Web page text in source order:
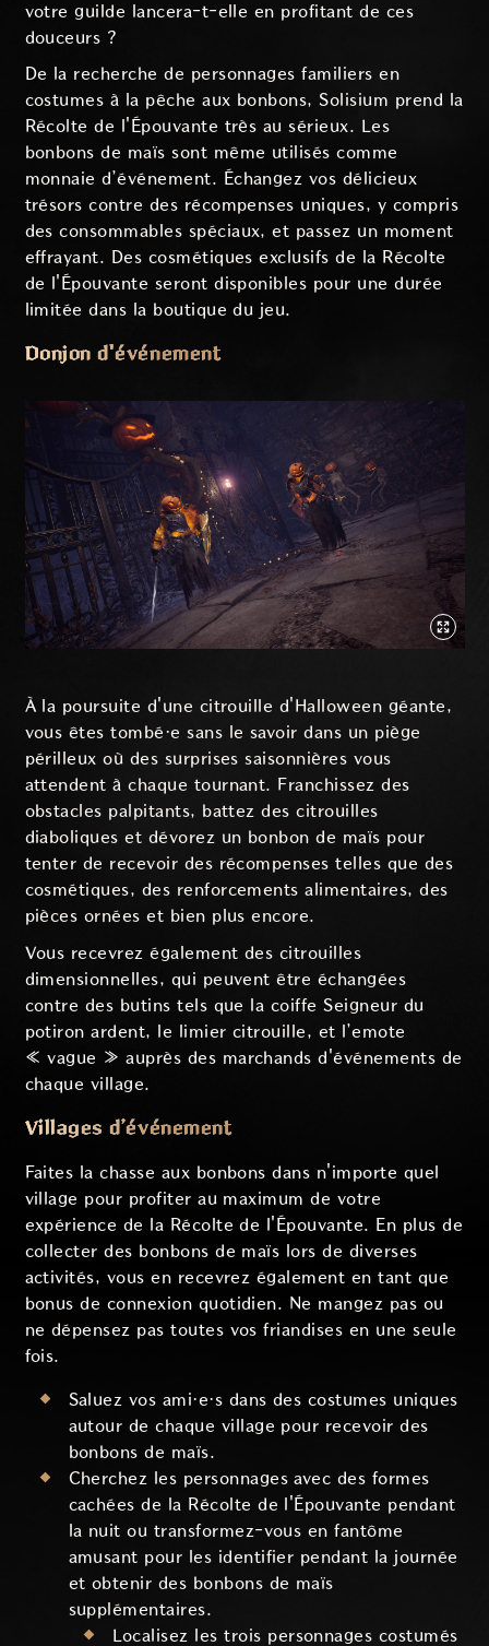
votre guilde lancera-t-elle en profitant de ces
douceurs ?
De la recherche de personnages familiers en
costumes à la pêche aux bonbons, Solisium prend la
Récolte de l'Épouvante très au sérieux. Les
bonbons de maïs sont même utilisés comme
monnaie d’événement. Échangez vos délicieux
trésors contre des récompenses uniques, y compris
des consommables spéciaux, et passez un moment
effrayant. Des cosmétiques exclusifs de la Récolte
de l'Épouvante seront disponibles pour une durée
limitée dans la boutique du jeu.
Donjon d'événement
À la poursuite d'une citrouille d'Halloween géante,
vous êtes tombé·e sans le savoir dans un piège
périlleux où des surprises saisonnières vous
attendent à chaque tournant. Franchissez des
obstacles palpitants, battez des citrouilles
diaboliques et dévorez un bonbon de maïs pour
tenter de recevoir des récompenses telles que des
cosmétiques, des renforcements alimentaires, des
pièces ornées et bien plus encore.
Vous recevrez également des citrouilles
dimensionnelles, qui peuvent être échangées
contre des butins tels que la coiffe Seigneur du
potiron ardent, le limier citrouille, et l’emote
« vague » auprès des marchands d'événements de
chaque village.
Villages d’événement
Faites la chasse aux bonbons dans n'importe quel
village pour profiter au maximum de votre
expérience de la Récolte de l'Épouvante. En plus de
collecter des bonbons de maïs lors de diverses
activités, vous en recevrez également en tant que
bonus de connexion quotidien. Ne mangez pas ou
ne dépensez pas toutes vos friandises en une seule
fois.
Saluez vos ami·e·s dans des costumes uniques
autour de chaque village pour recevoir des
bonbons de maïs.
Cherchez les personnages avec des formes
cachées de la Récolte de l'Épouvante pendant
la nuit ou transformez-vous en fantôme
amusant pour les identifier pendant la journée
et obtenir des bonbons de maïs
supplémentaires.
Localisez les trois personnages costumés